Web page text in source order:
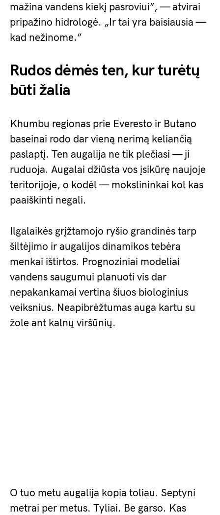
mažina vandens kiekį pasroviui”, — atvirai
pripažino hidrologė. „Ir tai yra baisiausia —
kad nežinome.”
Rudos dėmės ten, kur turėtų
būti žalia
Khumbu regionas prie Everesto ir Butano
baseinai rodo dar vieną nerimą keliančią
paslaptį. Ten augalija ne tik plečiasi — ji
ruduoja. Augalai džiūsta vos įsikūrę naujoje
teritorijoje, o kodėl — mokslininkai kol kas
paaiškinti negali.
Ilgalaikės grįžtamojo ryšio grandinės tarp
šiltėjimo ir augalijos dinamikos tebėra
menkai ištirtos. Prognoziniai modeliai
vandens saugumui planuoti vis dar
nepakankamai vertina šiuos biologinius
veiksnius. Neapibrėžtumas auga kartu su
žole ant kalnų viršūnių.
O tuo metu augalija kopia toliau. Septyni
metrai per metus. Tyliai. Be garso. Kas